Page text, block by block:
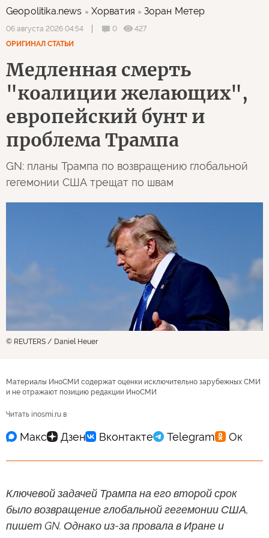
Geopolitika.news Хорватия Зоран Метер
06 августа 2026 04:54 0
427
ОРИГИНАЛ СТАТЬИ
Медленная смерть
"коалиции желающих",
европейский бунт и
проблема Трампа
GN: планы Трампа по возвращению глобальной
гегемонии США трещат по швам
© REUTERS / Daniel Heuer
Материалы ИноСМИ содержат оценки исключительно зарубежных СМИ
и не отражают позицию редакции ИноСМИ
Читать inosmi.ru в
Ключевой задачей Трампа на его второй срок
было возвращение глобальной гегемонии США,
пишет GN. Однако из-за провала в Иране и